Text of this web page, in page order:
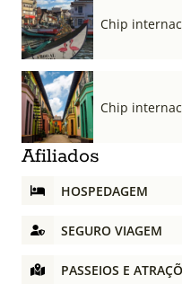
Chip
Chip
Afiliados
HOSPEDAGEM
SEGURO VIAGEM
PASSEIOS E